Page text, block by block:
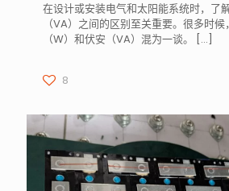
在设计或安装电气和太阳能系统时，了
（VA）之间的区别至关重要。很多时
（W）和伏安（VA）混为一谈。
[…]
8